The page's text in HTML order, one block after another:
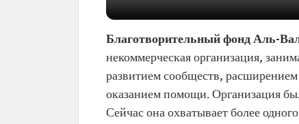
Благотворительный фонд Аль-
некоммерческая организация,
развитием сообществ,
оказанием помощи. Организация
Сейчас она охватывает более